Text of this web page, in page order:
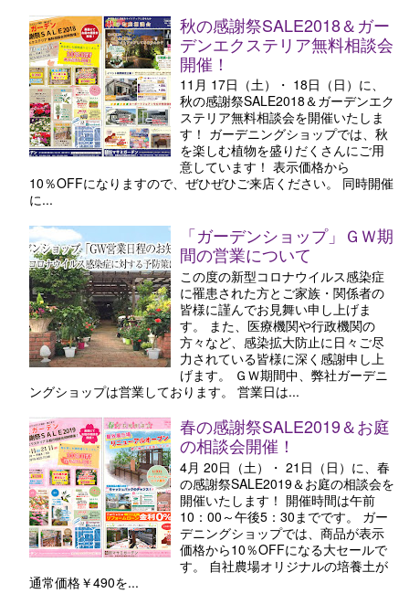
秋の感謝祭SALE2018＆ガー
デンエクステリア無料相談会
開催！
11月 17日（土）・ 18日（日）に、
秋の感謝祭SALE2018＆ガーデンエク
ステリア無料相談会を開催いたしま
す！ ガーデニングショップでは、秋
を楽しむ植物を盛りだくさんにご用
意しています！ 表示価格から
10％OFFになりますので、ぜひぜひご来店ください。 同時開催
に...
「ガーデンショップ」ＧＷ期
間の営業について
この度の新型コロナウイルス感染症
に罹患された方とご家族・関係者の
皆様に謹んでお見舞い申し上げま
す。 また、医療機関や行政機関の
方々など、感染拡大防止に日々ご尽
力されている皆様に深く感謝申し上
げます。 ＧＷ期間中、弊社ガーデニ
ングショップは営業しております。 営業日は...
春の感謝祭SALE2019＆お庭
の相談会開催！
4月 20日（土）・ 21日（日）に、春
の感謝祭SALE2019＆お庭の相談会を
開催いたします！ 開催時間は午前
10：00～午後5：30までです。 ガー
デニングショップでは、商品が表示
価格から10％OFFになる大セールで
す。 自社農場オリジナルの培養土が
通常価格￥490を...